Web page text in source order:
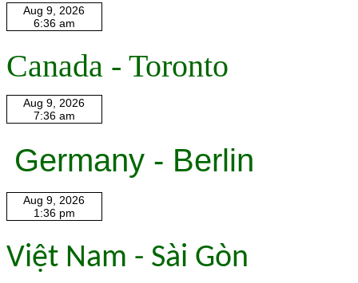
Canada - Toronto
Germany - Berlin
Việt Nam - Sài Gòn